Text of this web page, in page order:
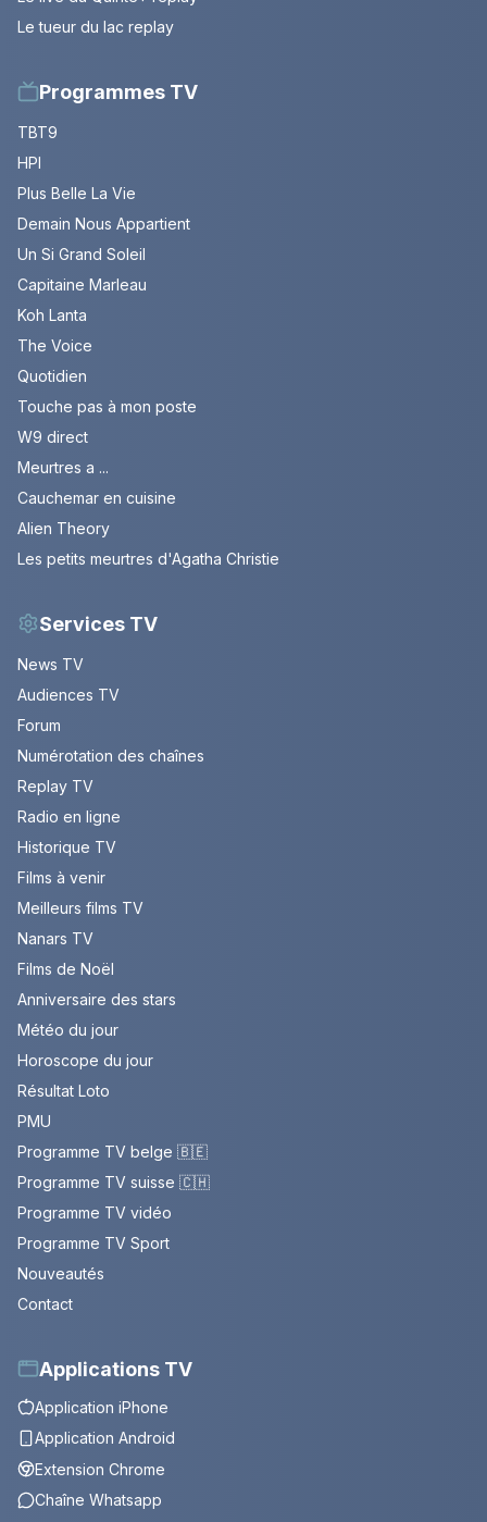
Le tueur du lac replay
Programmes TV
TBT9
HPI
Plus Belle La Vie
Demain Nous Appartient
Un Si Grand Soleil
Capitaine Marleau
Koh Lanta
The Voice
Quotidien
Touche pas à mon poste
W9 direct
Meurtres a ...
Cauchemar en cuisine
Alien Theory
Les petits meurtres d'Agatha Christie
Services TV
News TV
Audiences TV
Forum
Numérotation des chaînes
Replay TV
Radio en ligne
Historique TV
Films à venir
Meilleurs films TV
Nanars TV
Films de Noël
Anniversaire des stars
Météo du jour
Horoscope du jour
Résultat Loto
PMU
Programme TV belge 🇧🇪
Programme TV suisse 🇨🇭
Programme TV vidéo
Programme TV Sport
Nouveautés
Contact
Applications TV
Application iPhone
Application Android
Extension Chrome
Chaîne Whatsapp